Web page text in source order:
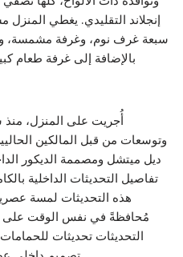
سبعة غرف نوم، وغرفة مشمسة،
بالإضافة إلى غرفة طعام
أُجريت على المنزل، منذ
وتوسعات من قبل المالكين
ديل ميتشل ومصممة الديكور
تفاصيل التحديثات الداخلية
هذه التحديثات لمسة
مُحافظةً في نفس الوقت على
التحديثات تحديثات